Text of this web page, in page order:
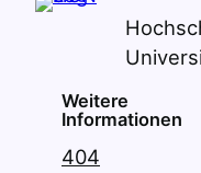
Weitere
Informationen
404